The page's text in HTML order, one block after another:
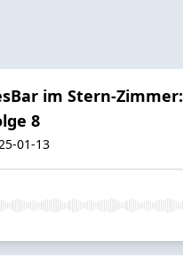
im Stern-Zimmer:
8
01-13